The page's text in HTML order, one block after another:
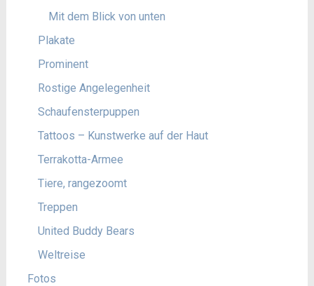
Mit dem Blick von unten
Plakate
Prominent
Rostige Angelegenheit
Schaufensterpuppen
Tattoos – Kunstwerke auf der Haut
Terrakotta-Armee
Tiere, rangezoomt
Treppen
United Buddy Bears
Weltreise
Fotos